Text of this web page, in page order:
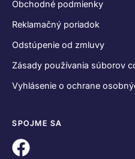
Obchodné podmienky
Reklamačný poriadok
Odstúpenie od zmluvy
Zásady používania súborov
Vyhlásenie o ochrane
SPOJME SA